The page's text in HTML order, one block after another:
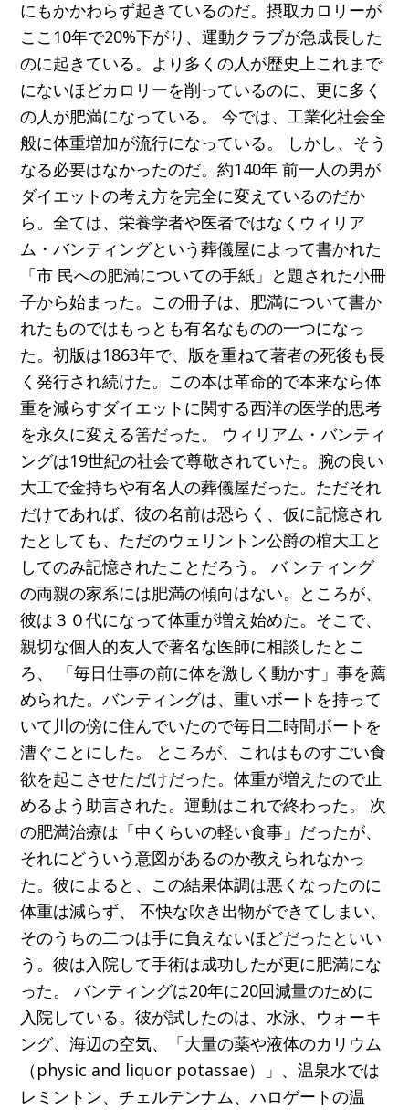
にもかかわらず起きているのだ。摂取カロリーが
ここ10年で20%下がり、運動クラブが急成長した
のに起きている。より多くの人が歴史上これまで
にないほどカロリーを削っているのに、更に多く
の人が肥満になっている。 今では、工業化社会全
般に体重増加が流行になっている。 しかし、そう
なる必要はなかったのだ。約140年 前一人の男が
ダイエットの考え方を完全に変えているのだか
ら。全ては、栄養学者や医者ではなくウィリア
ム・バンティングという葬儀屋によって書かれた
「市 民への肥満についての手紙」と題された小冊
子から始まった。この冊子は、肥満について書か
れたものではもっとも有名なものの一つになっ
た。初版は1863年で、版を重ねて著者の死後も長
く発行され続けた。この本は革命的で本来なら体
重を減らすダイエットに関する西洋の医学的思考
を永久に変える筈だった。 ウィリアム・バンティ
ングは19世紀の社会で尊敬されていた。腕の良い
大工で金持ちや有名人の葬儀屋だった。ただそれ
だけであれば、彼の名前は恐らく、仮に記憶され
たとしても、ただのウェリントン公爵の棺大工と
してのみ記憶されたことだろう。 バ ンティング
の両親の家系には肥満の傾向はない。ところが、
彼は３０代になって体重が増え始めた。そこで、
親切な個人的友人で著名な医師に相談したとこ
ろ、 「毎日仕事の前に体を激しく動かす」事を薦
められた。バンティングは、重いボートを持って
いて川の傍に住んでいたので毎日二時間ボートを
漕ぐことにした。 ところが、これはものすごい食
欲を起こさせただけだった。体重が増えたので止
めるよう助言された。運動はこれで終わった。 次
の肥満治療は「中くらいの軽い食事」だったが、
それにどういう意図があるのか教えられなかっ
た。彼によると、この結果体調は悪くなったのに
体重は減らず、 不快な吹き出物ができてしまい、
そのうちの二つは手に負えないほどだったといい
う。彼は入院して手術は成功したが更に肥満にな
った。 バンティングは20年に20回減量のために
入院している。彼が試したのは、水泳、ウォーキ
ング、海辺の空気、「大量の薬や液体のカリウム
（physic and liquor potassae）」、温泉水では
レミントン、チェルテンナム、ハロゲートの温